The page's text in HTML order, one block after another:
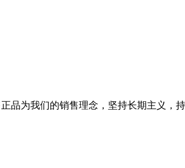
品为我们的销售理念，坚持长期主义，